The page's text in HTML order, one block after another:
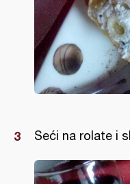
Seći na rolate i